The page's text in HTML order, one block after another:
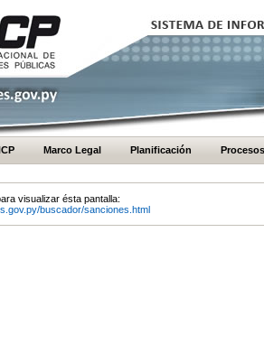
Marco Legal Planificación Procesos
visualizar ésta pantalla:
buscador/sanciones.html